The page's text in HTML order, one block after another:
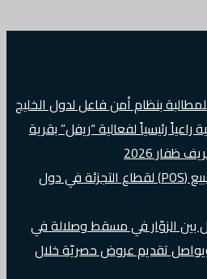
بنظام أمن فاعل لدول الخليج
راعياً رئيسياً لفعالية “ريفل” بقرية
2026
زوهو تطلق حل نقاط البيع (POS) لقطاع التجزئة في دول
بين الزوّار في مسقط وصلالة في
ويواصل تقديم عروض حصريّة خلال